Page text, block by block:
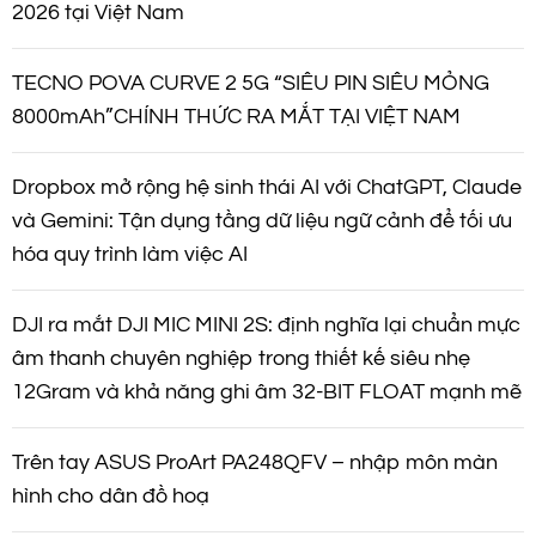
2026 tại Việt Nam
TECNO POVA CURVE 2 5G “SIÊU PIN SIÊU MỎNG
8000mAh”CHÍNH THỨC RA MẮT TẠI VIỆT NAM
Dropbox mở rộng hệ sinh thái AI với ChatGPT, Claude
và Gemini: Tận dụng tầng dữ liệu ngữ cảnh để tối ưu
hóa quy trình làm việc AI
DJI ra mắt DJI MIC MINI 2S: định nghĩa lại chuẩn mực
âm thanh chuyên nghiệp trong thiết kế siêu nhẹ
12Gram và khả năng ghi âm 32-BIT FLOAT mạnh mẽ
Trên tay ASUS ProArt PA248QFV – nhập môn màn
hình cho dân đồ hoạ